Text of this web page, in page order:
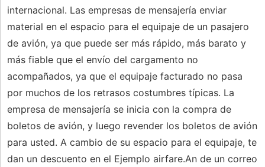
internacional. Las empresas de mensajería enviar
material en el espacio para el equipaje de un pasajero
de avión, ya que puede ser más rápido, más barato y
más fiable que el envío del cargamento no
acompañados, ya que el equipaje facturado no pasa
por muchos de los retrasos costumbres típicas. La
empresa de mensajería se inicia con la compra de
boletos de avión, y luego revender los boletos de avión
para usted. A cambio de su espacio para el equipaje, te
dan un descuento en el Ejemplo airfare.An de un correo